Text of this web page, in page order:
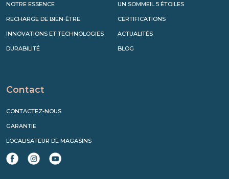
NOTRE ESSENCE
RECHARGE DE BIEN-ÊTRE
INNOVATIONS ET TECHNOLOGIES
DURABILITÉ
UN SOMMEIL 5 ÉTOILES
CERTIFICATIONS
ACTUALITÉS
BLOG
Contact
CONTACTEZ-NOUS
GARANTIE
LOCALISATEUR DE MAGASINS